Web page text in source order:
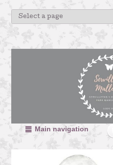
Main navigation